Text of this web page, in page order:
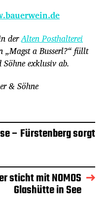
derAlten Posthalterei
„Magst a Busserl?“ füllt
exklusiv ab.
& Söhne
– Fürstenberg sorgt
sticht mit NOMOS
Glashütte in See